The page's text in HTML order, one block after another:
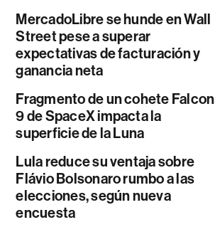
MercadoLibre se hunde en Wall
Street pese a superar
expectativas de facturación y
ganancia neta
Fragmento de un cohete Falcon
9 de SpaceX impacta la
superficie de la Luna
Lula reduce su ventaja sobre
Flávio Bolsonaro rumbo a las
elecciones, según nueva
encuesta